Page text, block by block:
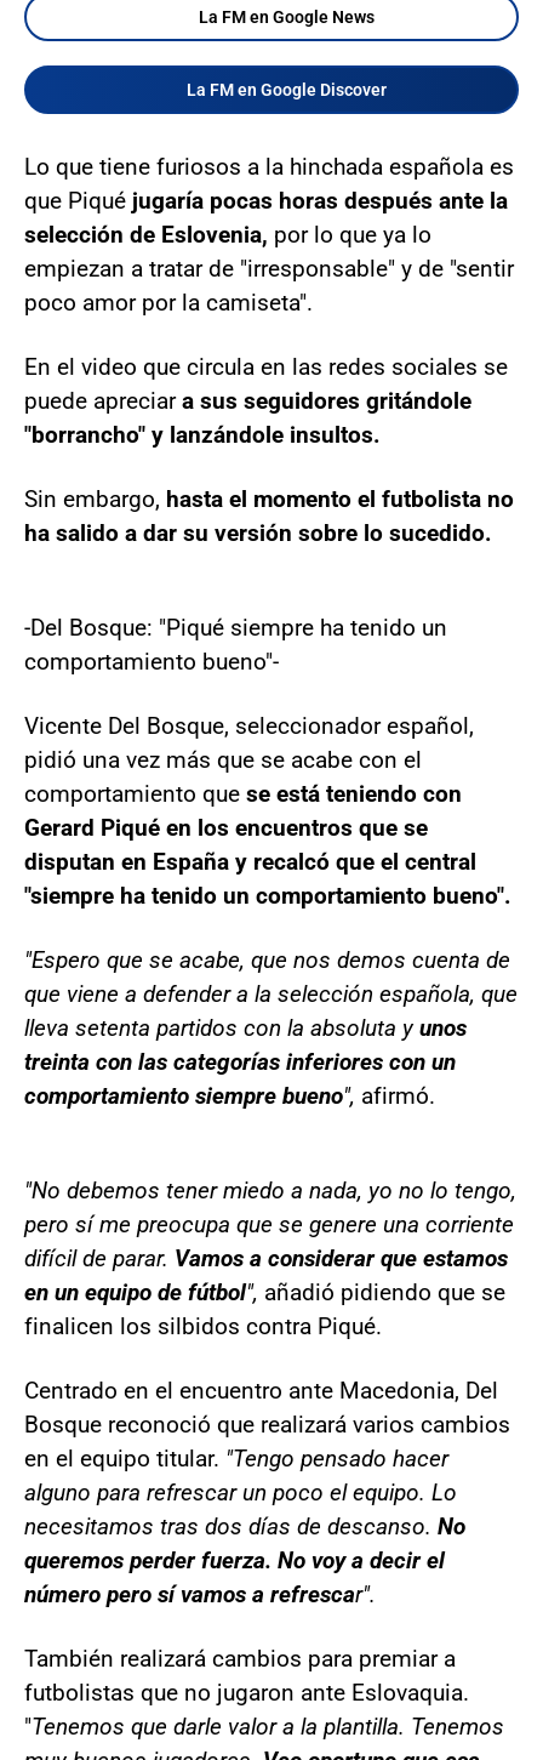
La FM en Google News
La FM en Google Discover
Lo que tiene furiosos a la hinchada española es
que Piqué jugaría pocas horas después ante la
selección de Eslovenia, por lo que ya lo
empiezan a tratar de "irresponsable" y de "sentir
poco amor por la camiseta".
En el video que circula en las redes sociales se
puede apreciara sus seguidores gritándole
"borrancho" y lanzándole insultos.
Sin embargo, hasta el momento el futbolista no
ha salido a dar su versión sobre lo sucedido.
-Del Bosque: "Piqué siempre ha tenido un
comportamiento bueno"-
Vicente Del Bosque, seleccionador español,
pidió una vez más que se acabe con el
comportamiento que se está teniendo con
Gerard Piqué en los encuentros que se
disputan en España y recalcó que el central
"siempre ha tenido un comportamiento bueno".
"Espero que se acabe, que nos demos cuenta de
que viene a defender a la selección española, que
lleva setenta partidos con la absoluta yunos
treinta con las categorías inferiores con un
comportamiento siempre bueno", afirmó.
"No debemos tener miedo a nada, yo no lo tengo,
pero sí me preocupa que se genere una corriente
difícil de parar. Vamos a considerar que estamos
en un equipo de fútbol", añadió pidiendo que se
finalicen los silbidos contra Piqué.
Centrado en el encuentro ante Macedonia, Del
Bosque reconoció que realizará varios cambios
en el equipo titular. "Tengo pensado hacer
alguno para refrescar un poco el equipo. Lo
necesitamos tras dos días de descanso. No
queremos perder fuerza. No voy a decir el
número pero sí vamos a refrescar".
También realizará cambios para premiar a
futbolistas que no jugaron ante Eslovaquia.
"Tenemos que darle valor a la plantilla. Tenemos